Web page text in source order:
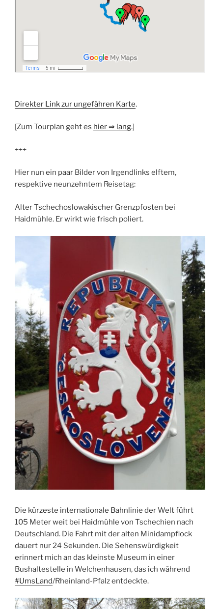
Direkter Link zur ungefähren Karte.
[Zum Tourplan geht es hier⇒ lang.]
+++
Hier nun ein paar Bilder von Irgendlinks elftem,
respektive neunzehntem Reisetag:
Alter Tschechoslowakischer Grenzpfosten bei
Haidmühle. Er wirkt wie frisch poliert.
Die kürzeste internationale Bahnlinie der Welt führt
105 Meter weit bei Haidmühle von Tschechien nach
Deutschland. Die Fahrt mit der alten Minidampflock
dauert nur 24 Sekunden. Die Sehenswürdigkeit
erinnert mich an das kleinste Museum in einer
Bushaltestelle in Welchenhausen, das ich während
#UmsLand/Rheinland-Pfalz entdeckte.